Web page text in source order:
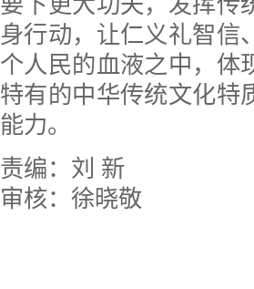
身行动，让仁义礼智信
个人民的血液之中，体
特有的中华传统文化特
能力。
责编：刘 新
审核：徐晓敬